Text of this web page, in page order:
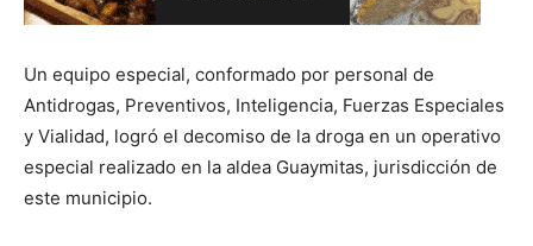
Un equipo especial, conformado por personal de
Antidrogas, Preventivos, Inteligencia, Fuerzas Especiales
y Vialidad, logró el decomiso de la droga en un operativo
especial realizado en la aldea Guaymitas, jurisdicción de
este municipio.